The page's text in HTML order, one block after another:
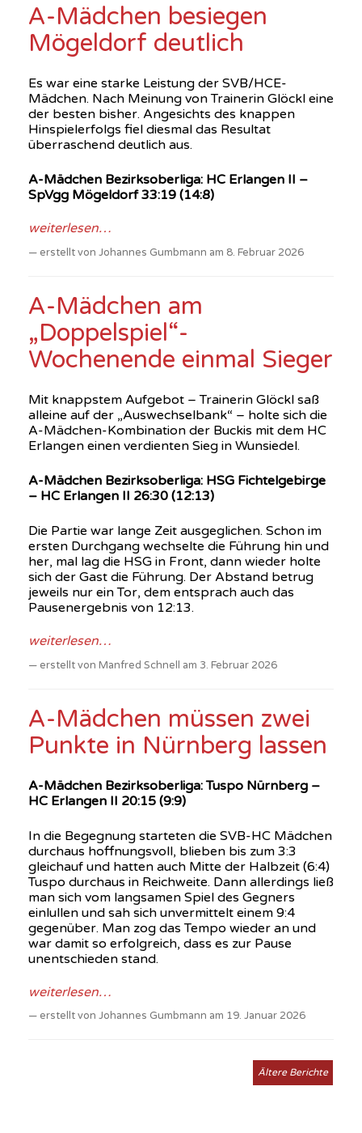
A-Mädchen besiegen
Mögeldorf deutlich
Es war eine starke Leistung der SVB/HCE-
Mädchen. Nach Meinung von Trainerin Glöckl eine
der besten bisher. Angesichts des knappen
Hinspielerfolgs fiel diesmal das Resultat
überraschend deutlich aus.
A-Mädchen Bezirksoberliga: HC Erlangen II –
SpVgg Mögeldorf 33:19 (14:8)
weiterlesen…
erstellt von Johannes Gumbmann am 8. Februar 2026
A-Mädchen am
„Doppelspiel“-
Wochenende einmal Sieger
Mit knappstem Aufgebot – Trainerin Glöckl saß
alleine auf der „Auswechselbank“ – holte sich die
A-Mädchen-Kombination der Buckis mit dem HC
Erlangen einen verdienten Sieg in Wunsiedel.
A-Mädchen Bezirksoberliga: HSG Fichtelgebirge
– HC Erlangen II 26:30 (12:13)
Die Partie war lange Zeit ausgeglichen. Schon im
ersten Durchgang wechselte die Führung hin und
her, mal lag die HSG in Front, dann wieder holte
sich der Gast die Führung. Der Abstand betrug
jeweils nur ein Tor, dem entsprach auch das
Pausenergebnis von 12:13.
weiterlesen…
erstellt von Manfred Schnell am 3. Februar 2026
A-Mädchen müssen zwei
Punkte in Nürnberg lassen
A-Mädchen Bezirksoberliga: Tuspo Nürnberg –
HC Erlangen II 20:15 (9:9)
In die Begegnung starteten die SVB-HC Mädchen
durchaus hoffnungsvoll, blieben bis zum 3:3
gleichauf und hatten auch Mitte der Halbzeit (6:4)
Tuspo durchaus in Reichweite. Dann allerdings ließ
man sich vom langsamen Spiel des Gegners
einlullen und sah sich unvermittelt einem 9:4
gegenüber. Man zog das Tempo wieder an und
war damit so erfolgreich, dass es zur Pause
unentschieden stand.
weiterlesen…
erstellt von Johannes Gumbmann am 19. Januar 2026
Ältere Berichte